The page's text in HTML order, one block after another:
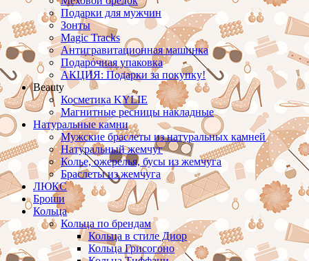
Подарки для мужчин
Зонты
Magic Tracks
Антигравитационная машинка
Подарочная упаковка
АКЦИЯ: Подарки за покупку!
Beauty
Косметика KYLIE
Магнитные ресницы накладные
Натуральные камни
Мужские браслеты из натуральных камней
Натуральный жемчуг
Колье, ожерелья, бусы из жемчуга
Браслеты из жемчуга
ЛЮКС
Броши
Кольца
Кольца по брендам
Кольца в стиле Диор
Кольца Грисогоно